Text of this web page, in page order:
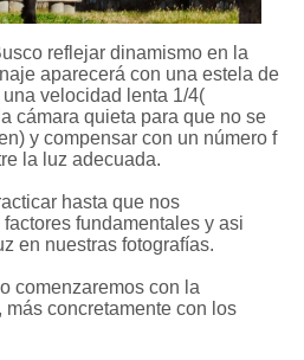
reflejar dinamismo en la
aparecerá con una estela de
velocidad lenta 1/4(
cámara quieta para que no se
y compensar con un número f
la luz adecuada.
hasta que nos
fundamentales y asi
en nuestras fotografías.
comenzaremos con la
concretamente con los